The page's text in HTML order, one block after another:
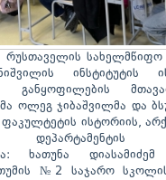
რუსთაველის სახელმწიფო
ინსტიტუტის
განყოფილების
ოლეგ ჯიბაშვილმა და
ფაკულტეტის ისტორიის,
დეპარტამენტის
ხათუნა
№2 საჯარო